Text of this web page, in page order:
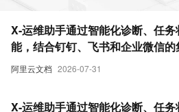
阿里云文档 2026-07-31
X-运维助手通过智能化诊断、任
能，结合钉钉、飞书和企业微信
效运维管理。
X-运维助手通过智能化诊断、任